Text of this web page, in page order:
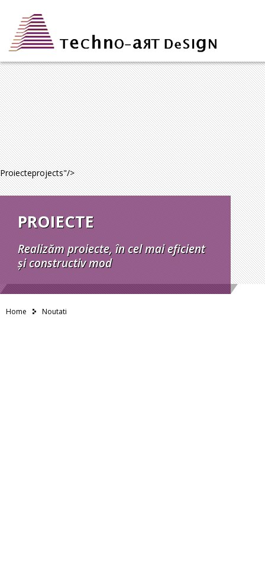
PROIECTE
Realizăm proiecte, în cel mai eficient
și constructiv mod
Proiecteprojects"/>
Home Noutati